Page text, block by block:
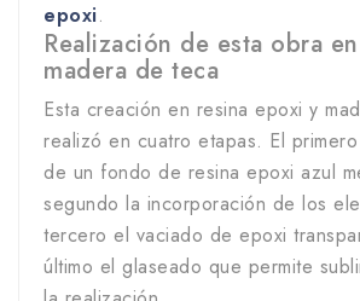
epoxi.
Realización de esta obra
madera de teca
Esta creación en resina epoxi y
realizó en cuatro etapas. El
de un fondo de resina epoxi azul
segundo la incorporación de los
tercero el vaciado de epoxi
último el glaseado que permite